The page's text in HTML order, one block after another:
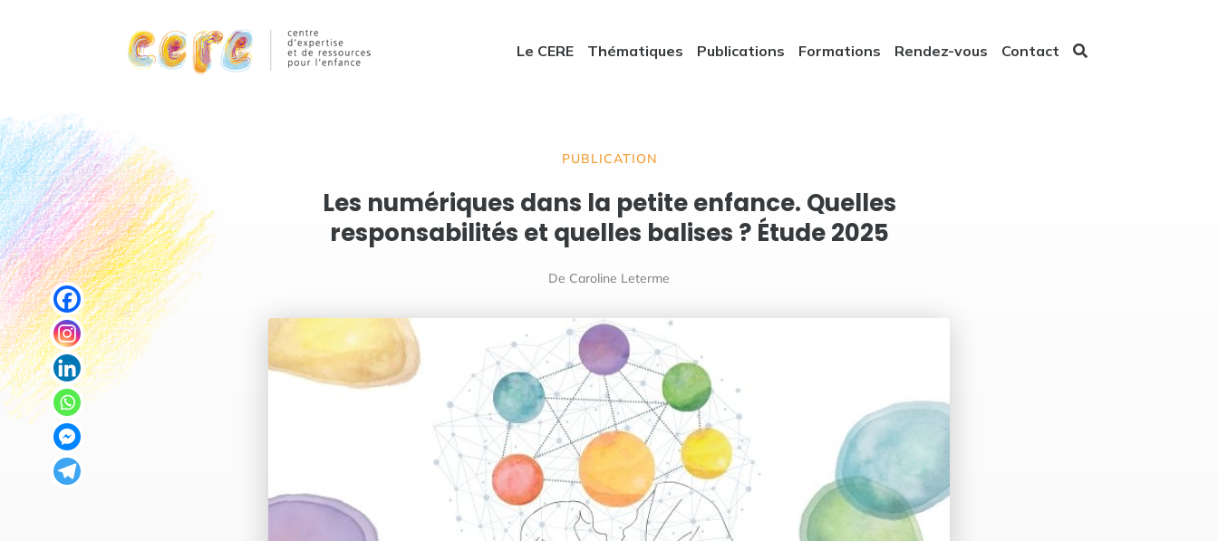
Le CERE Thématiques Publications Formations Rendez-vous Contact
PUBLICATION
Les numériques dans la petite enfance. Quelles
responsabilités et quelles balises ? Étude 2025
De Caroline Leterme